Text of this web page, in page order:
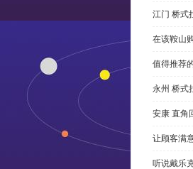
江门 桥式
在该鞍山
值得推荐
永州 桥式
安康 直角
让顾客满
听说戴乐